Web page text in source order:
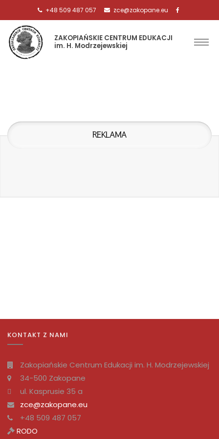
+48 509 487 057 zce@zakopane.eu
ZAKOPIAŃSKIE CENTRUM EDUKACJI
im. H. Modrzejewskiej
REKLAMA
KONTAKT Z NAMI
Zakopiańskie Centrum Edukacji im. H. Modrzejewskiej
34-500 Zakopane
ul. Kasprusie 35 a
zce@zakopane.eu
+48 509 487 057
RODO